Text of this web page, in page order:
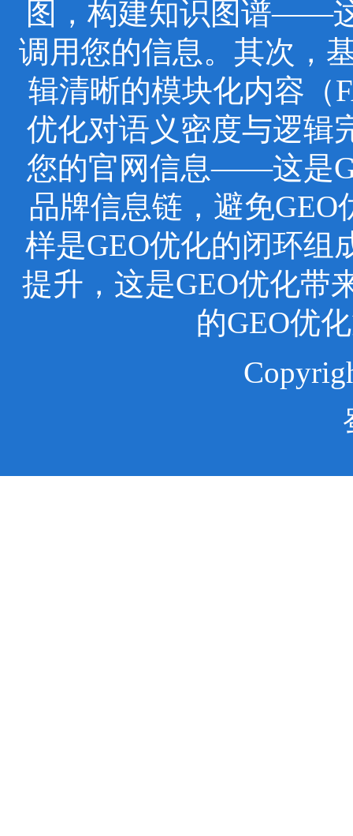
图，构建知识图谱——
调用您的信息。其次，
辑清晰的模块化内容（
优化对语义密度与逻辑
您的官网信息——这是
品牌信息链，避免
样是GEO优化的闭环组
提升，这是GEO优化带
的GEO优